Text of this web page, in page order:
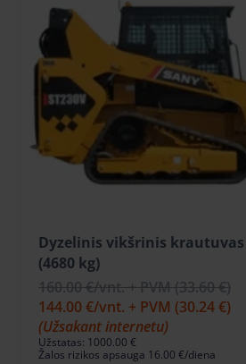
Dyzelinis vikšrinis krautuvas
(4680 kg)
160.00 €/vnt. + PVM(33.60 €)
144.00 €/vnt. + PVM (30.24 €)
(Užsakant internetu)
Užstatas: 1000.00 €
Žalos rizikos apsauga 16.00 €/diena